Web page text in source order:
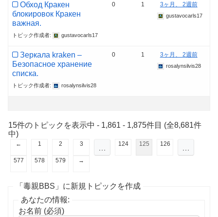
Обход Кракен
блокировок Кракен
важная.
トピック作成者: gustavocarls17
0 1 3ヶ月、 2週前
gustavocarls17
Зеркала kraken –
Безопасное хранение
списка.
トピック作成者: rosalynsilvis28
0 1 3ヶ月、 2週前
rosalynsilvis28
15件のトピックを表示中 - 1,861 - 1,875件目 (全8,681件
中)
← 1 2 3 … 124 125 126 …
577 578 579 →
「毒親BBS」に新規トピックを作成
あなたの情報:
お名前 (必須)